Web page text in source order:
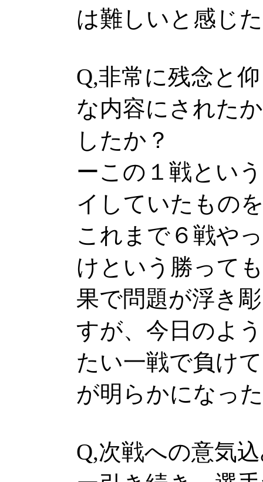
は難しいと感じ
Q,非常に残念と
な内容にされた
したか？
ーこの１戦とい
イしていたもの
これまで６戦や
けという勝って
果で問題が浮き
すが、今日のよ
たい一戦で負け
が明らかになっ
Q,次戦への意気